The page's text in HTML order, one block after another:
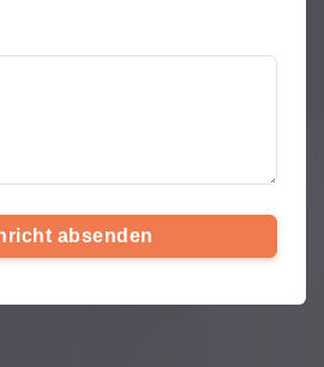
absenden